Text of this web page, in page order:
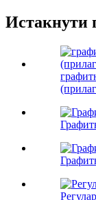
Истакнути